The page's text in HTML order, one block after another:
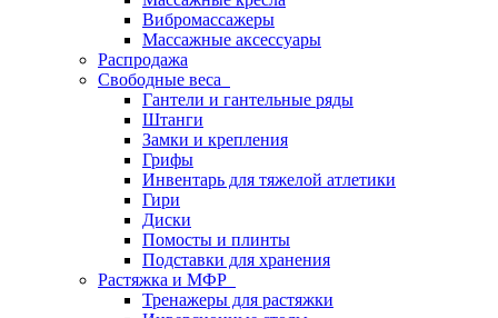
Вибромассажеры
Массажные аксессуары
Распродажа
Свободные веса
Гантели и гантельные ряды
Штанги
Замки и крепления
Грифы
Инвентарь для тяжелой атлетики
Гири
Диски
Помосты и плинты
Подставки для хранения
Растяжка и МФР
Тренажеры для растяжки